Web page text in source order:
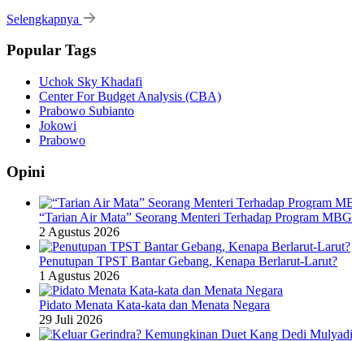
Selengkapnya
Popular Tags
Uchok Sky Khadafi
Center For Budget Analysis (CBA)
Prabowo Subianto
Jokowi
Prabowo
Opini
“Tarian Air Mata” Seorang Menteri Terhadap Program MBG
2 Agustus 2026
Penutupan TPST Bantar Gebang, Kenapa Berlarut-Larut?
1 Agustus 2026
Pidato Menata Kata-kata dan Menata Negara
29 Juli 2026